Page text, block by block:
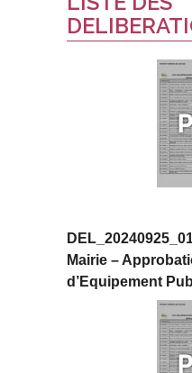
Mairie –
d’Equipement